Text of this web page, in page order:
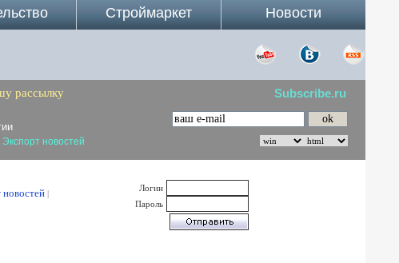
Новости
Строймаркет
рассылку Subscribe.ru
Экспорт новостей
|
Логин
Пароль